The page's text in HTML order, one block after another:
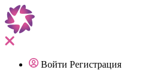
Войти Регистрация